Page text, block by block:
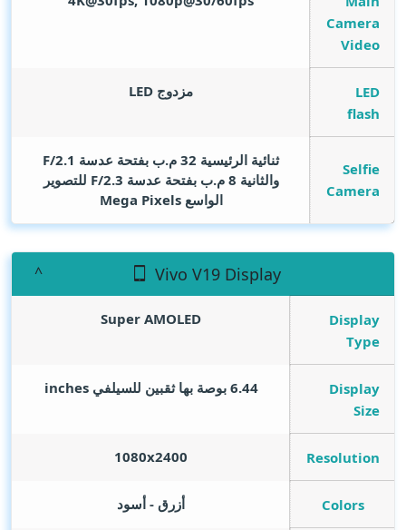
Camera
Video
LED
flash
مزدوج LED
Selfie
Camera
ثنائية الرئيسية 32 م.ب بفتحة عدسة F/2.1
والثانية 8 م.ب بفتحة عدسة F/2.3 للتصوير
الواسعMega Pixels
Vivo V19 Display
Display
Type
Super AMOLED
Display
Size
6.44 بوصة بها ثقبين للسيلفي inches
Resolution
1080x2400
Colors أزرق - أسود